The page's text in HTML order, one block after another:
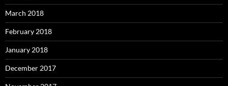
March 2018
February 2018
January 2018
December 2017